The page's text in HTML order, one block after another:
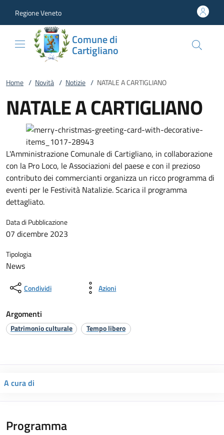
Regione Veneto
Comune di
Cartigliano
Home / Novità / Notizie / NATALE A CARTIGLIANO
NATALE A CARTIGLIANO
L'Amministrazione Comunale di Cartigliano, in collaborazione
con la Pro Loco, le Associazioni del paese e con il prezioso
contributo dei commercianti organizza un ricco programma di
eventi per le Festività Natalizie. Scarica il programma
dettagliato.
Data di Pubblicazione
07 dicembre 2023
Tipologia
News
Condividi Azioni
Argomenti
Patrimonio culturale Tempo libero
A cura di
Programma